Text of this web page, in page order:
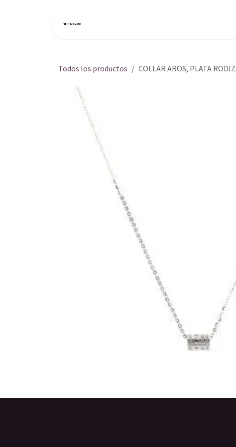
Todos los productos COLLAR AROS, PLATA